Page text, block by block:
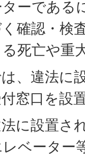
ーである
確認・検
死亡や重
、違法に
窓口を設
に設置さ
ベーター